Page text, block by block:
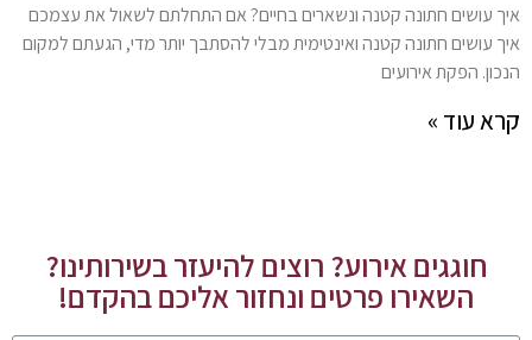
איך עושים חתונה קטנה ונשארים בחיים? אם התחלתם לשאול את עצמכם
איך עושים חתונה קטנה ואינטימית מבלי להסתבך יותר מדי, הגעתם למקום
הנכון. הפקת אירועים
קרא עוד »
חוגגים אירוע? רוצים להיעזר בשירותינו?
השאירו פרטים ונחזור אליכם בהקדם!